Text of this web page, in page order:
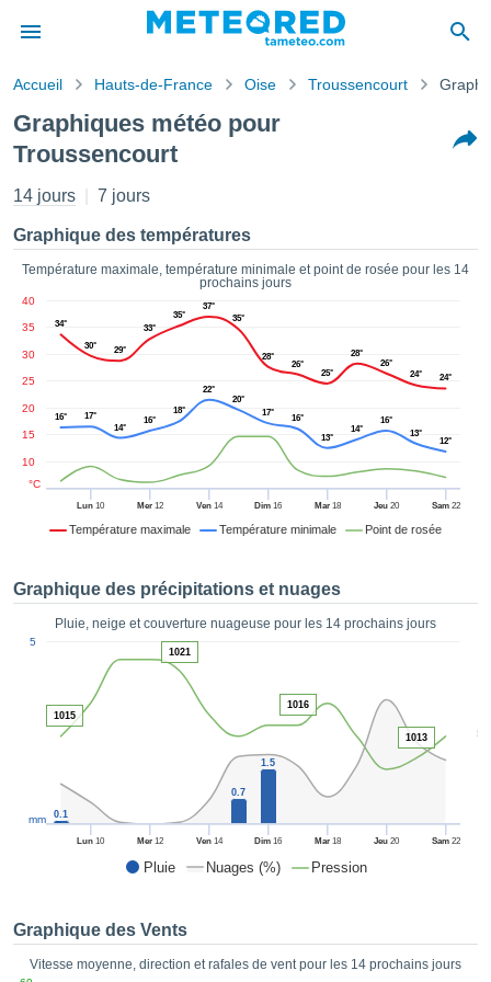
de
a
des
en
les
les
des
de
sur
ACCEPTER
PARAMÈTRES
Accueil Hauts-de-France Oise Troussencourt
Graphiques météo pour
Troussencourt
14 jours 7 jours
Graphique des températures
Température maximale, température minimale et point de rosée pour les 14
prochains jours
Température maximale Température minimale Point de rosée
Lun 10 Mer12 Ven14 Dim 16 Mar18 Jeu 20 Sam22
10
15
20
25
30
35
40
°C
34°
30° 29°
33°
35°
37°
35°
28°
26°
25°
28°
26°
24°
24°
16°
17°
14°
16°
18°
22°
20°
17°
16°
13°
14°
16°
13°
12°
Graphique des précipitations et nuages
Pluie, neige et couverture nuageuse pour les 14 prochains jours
Pluie Nuages (%) Pression
50
Lun 10 Mer12 Ven14 Dim 16 Mar18 Jeu 20 Sam22
5
mm 0.1
0.7
1.5
1015
1021
1016
1013
Graphique des Vents
Vitesse moyenne, direction et rafales de vent pour les 14 prochains jours